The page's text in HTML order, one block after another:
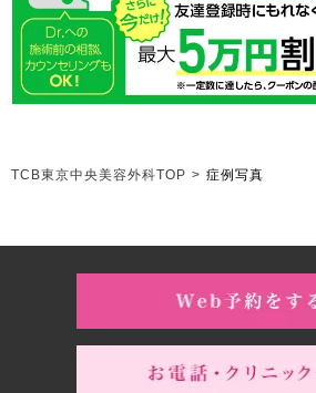
TCB東京中央美容外科TOP > 症例写真